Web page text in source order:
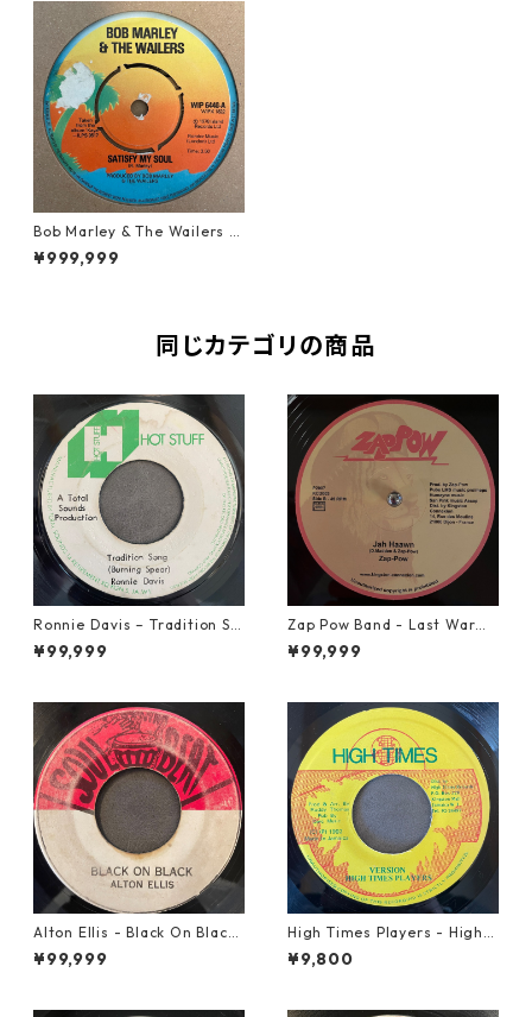
Bob Marley & The Wailers -
Satisfy My Soul【7-21462】
¥999,999
同じカテゴリの商品
Ronnie Davis – Tradition So
ng【7-22003】
¥99,999
Zap Pow Band - Last War【1
2-50056】
¥99,999
Alton Ellis - Black On Black
【7-21982】
¥99,999
High Times Players - High T
imes Theme【7-21926】
¥9,800